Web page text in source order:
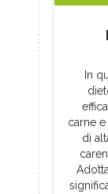
In
carne
di